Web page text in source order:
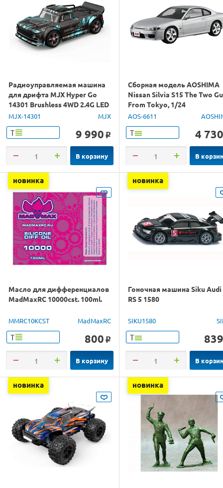
Радиоуправляемая машина
для дрифта MJX Hyper Go
14301 Brushless 4WD 2.4G LED
1/14 RTR
MJX-14301 MJX
Т 9 990 o
В корзину
Сборная модель AOSHIMA
Nissan Silvia S15 The Two
From Tokyo, 1/24
AOS-6611
Т 4 730
В
новинка
Масло для дифференциалов
MadMaxRC 10000cst. 100ml.
MMRC10KCST MadMaxRC
Т 800 o
В корзину
новинка
Гоночная машина Siku Audi
RS 5 1580
SIKU1580
Т 839
В
новинка новинка